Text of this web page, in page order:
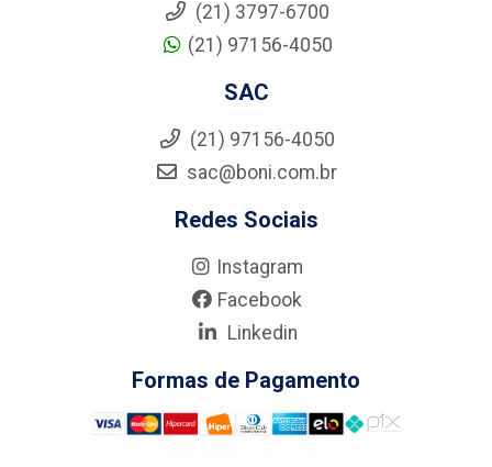
(21) 3797-6700
(21) 97156-4050
SAC
(21) 97156-4050
sac@boni.com.br
Redes Sociais
Instagram
Facebook
Linkedin
Formas de Pagamento